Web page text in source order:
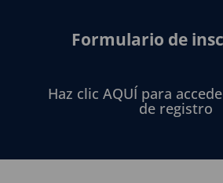
Formulario de
Haz clic AQUÍ para
de registro